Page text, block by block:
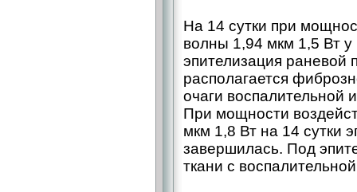
На 14 сутки при
волны 1,94 мкм 1,5 Вт
эпителизация раневой
располагается
очаги воспалительной
При мощности
мкм 1,8 Вт на 14 сутки
завершилась. Под
ткани с